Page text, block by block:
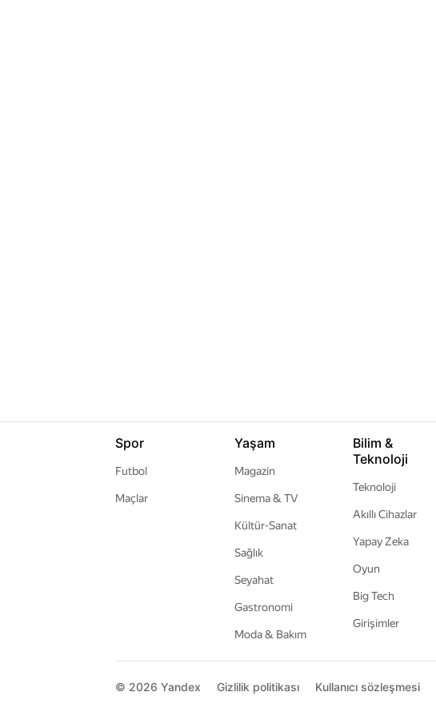
Spor
Futbol
Maçlar
Yaşam
Magazin
Sinema & TV
Kültür-Sanat
Sağlık
Seyahat
Gastronomi
Moda & Bakım
Bilim &
Teknoloji
Teknoloji
Akıllı Cihazlar
Yapay Zeka
Oyun
Big Tech
Girişimler
© 2026 Yandex Gizlilik politikası Kullanıcı sözleşmesi